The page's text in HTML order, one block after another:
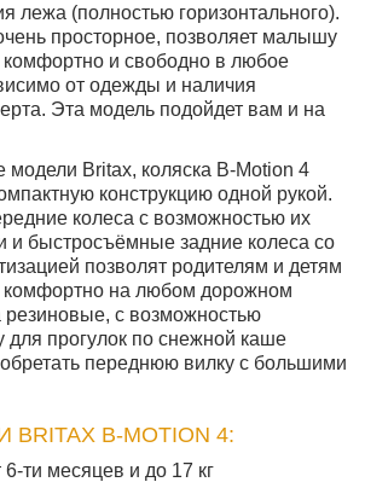
лежа (полностью горизонтального).
просторное, позволяет малышу
комфортно и свободно в любое
от одежды и наличия
Эта модель подойдет вам и на
модели Britax, коляска B-Motion 4
конструкцию одной рукой.
колеса с возможностью их
и быстросъёмные задние колеса со
позволят родителям и детям
комфортно на любом дорожном
резиновые, с возможностью
для прогулок по снежной каше
переднюю вилку с большими
B-MOTION 4:
6-ти месяцев и до 17 кг